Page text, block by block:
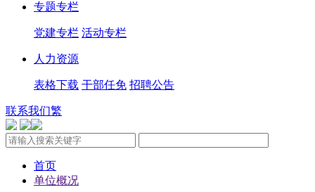
专题专栏
党建专栏 活动专栏
人力资源
表格下载 干部任免 招聘公告
联系我们繁
首页
单位概况